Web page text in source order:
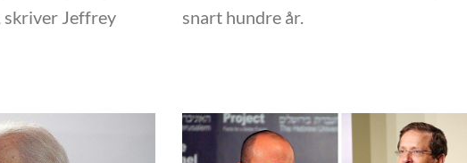
skriver Jeffrey
snart hundre år.